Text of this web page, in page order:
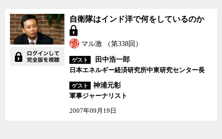
自衛隊はインド洋で何を
しているのか
自衛隊はインド洋で何をしているのか
マル激 （第338回）
ゲスト
田中浩一郎
日本エネルギー経済研究所中東研究センター長
ゲスト
神浦元彰
軍事ジャーナリスト
2007年09月19日